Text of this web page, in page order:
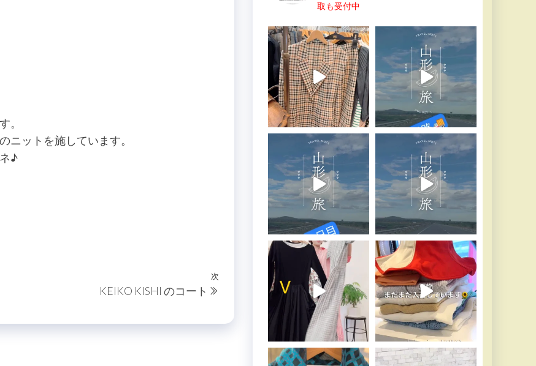
。
ニットを施しています。
♪
次
次
KEIKO KISHI のコート
取も受付中